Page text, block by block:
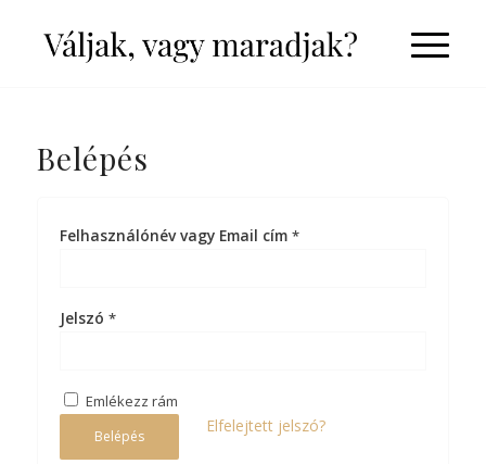
Belépés
Felhasználónév vagy Email cím *
Jelszó *
Emlékezz rám
Belépés
Elfelejtett jelszó?